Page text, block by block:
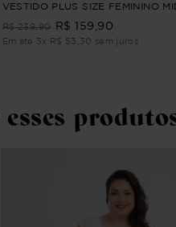
VESTIDO PLUS SIZE FEMININO
R$ 239,90 R$ 159 90
Em até 3x R$ 53 30 sem juros